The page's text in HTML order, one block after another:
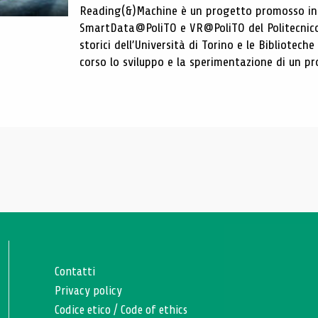
Reading(&)Machine è un progetto promosso
SmartData@PoliTO e VR@PoliTO del
storici dell’Università di Torino e le
corso lo sviluppo e la sperimentazione di un
Contatti
Privacy policy
Codice etico /Code of ethics